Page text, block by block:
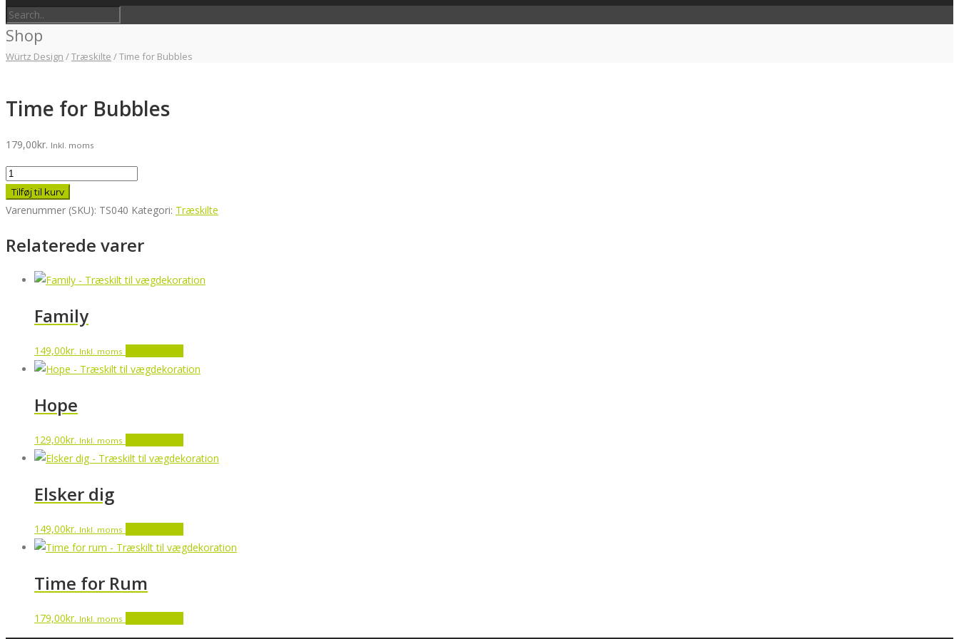
Shop
Würtz Design /Træskilte /Time for Bubbles
Time for Bubbles
179,00kr. Inkl. moms
Time
for
Bubbles
Tilføj til kurv
Varenummer (SKU): TS040 Kategori: Træskilte
Relaterede varer
Family
149,00kr. Inkl. moms
Hope
129,00kr. Inkl. moms
Elsker dig
149,00kr. Inkl. moms
Time for Rum
179,00kr. Inkl. moms